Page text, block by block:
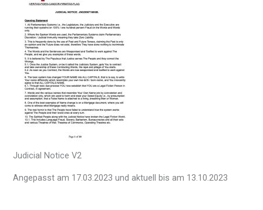
Judicial Notice V2
Angepasst am 17.03.2023 und aktuell bis am 13.10.2023